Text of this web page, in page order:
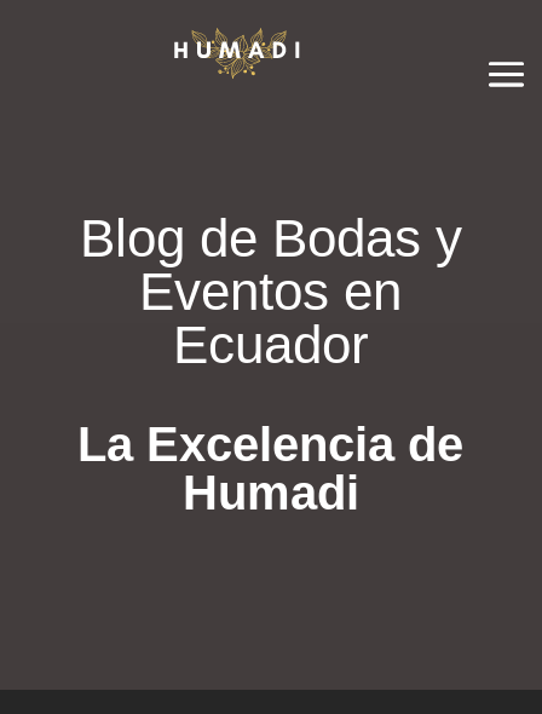
Blog de Bodas y
Eventos en
Ecuador
La Excelencia de
Humadi